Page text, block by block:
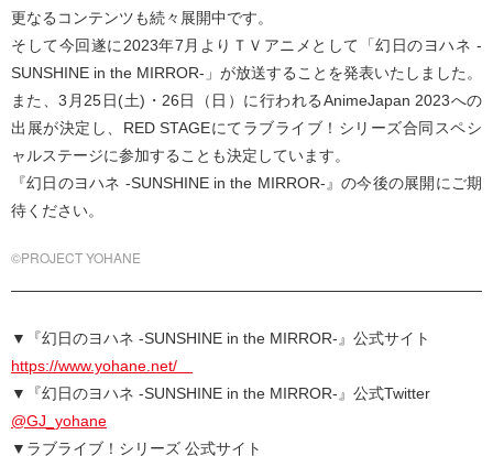
更なるコンテンツも続々展開中です。
そして今回遂に2023年7月よりＴＶアニメとして「幻日のヨハネ -
SUNSHINE in the MIRROR-」が放送することを発表いたしました。
また、3月25日(土)・26日（日）に行われるAnimeJapan 2023への
出展が決定し、RED STAGEにてラブライブ！シリーズ合同スペシ
ャルステージに参加することも決定しています。
『幻日のヨハネ -SUNSHINE in the MIRROR-』の今後の展開にご期
待ください。
©PROJECT YOHANE
▼『幻日のヨハネ -SUNSHINE in the MIRROR-』公式サイト
https://www.yohane.net/
▼『幻日のヨハネ -SUNSHINE in the MIRROR-』公式Twitter
@GJ_yohane
▼ラブライブ！シリーズ 公式サイト